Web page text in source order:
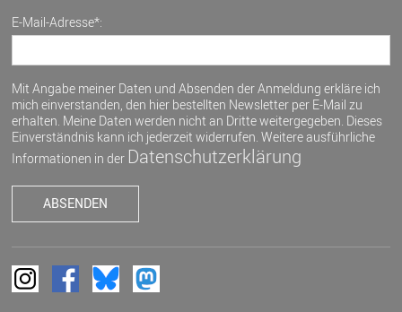
E-Mail-Adresse*:
Mit Angabe meiner Daten und Absenden der Anmeldung erkläre ich
mich einverstanden, den hier bestellten Newsletter per E-Mail zu
erhalten. Meine Daten werden nicht an Dritte weitergegeben. Dieses
Einverständnis kann ich jederzeit widerrufen. Weitere ausführliche
Informationen in der Datenschutzerklärung